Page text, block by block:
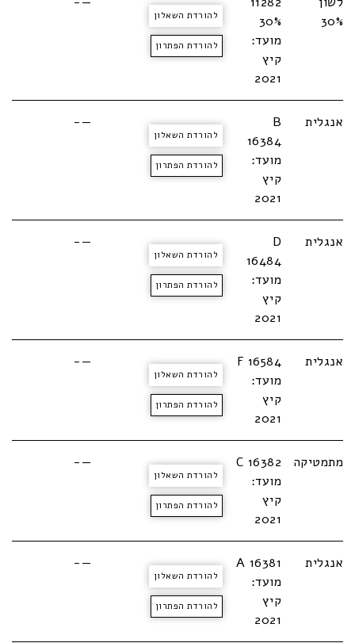
30%
30%
מועד:
קיץ
2021
להורדת השאלון
להורדת הפתרון
אנגלית
B
16384
מועד:
קיץ
2021
להורדת השאלון
להורדת הפתרון
—-
אנגלית
D
16484
מועד:
קיץ
2021
להורדת השאלון
להורדת הפתרון
—-
אנגלית
16584 F
מועד:
קיץ
2021
להורדת השאלון
להורדת הפתרון
—-
מתמטיקה
C 16382
מועד:
קיץ
2021
להורדת השאלון
להורדת הפתרון
—-
אנגלית
A 16381
מועד:
קיץ
2021
להורדת השאלון
להורדת הפתרון
—-